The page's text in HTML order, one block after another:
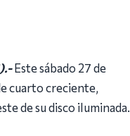
Este sábado 27 de
cuarto creciente,
de su disco iluminada.